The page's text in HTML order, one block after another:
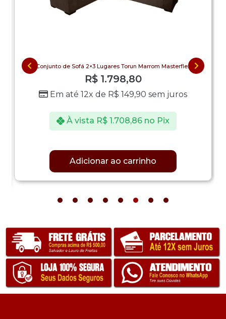
Conjunto de Sofá 2×3 Lugares Torun Marrom Masterflex
R$1.798,80
Em até 12x de R$ 149,90 sem juros
À vista R$ 1.708,86 no Pix
Adicionar ao carrinho